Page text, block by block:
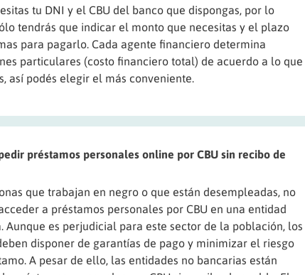
tu DNI y el CBU del banco que dispongas, por lo
tendrás que indicar el monto que necesitas y el plazo
para pagarlo. Cada agente financiero determina
particulares (costo financiero total) de acuerdo a lo que
así podés elegir el más conveniente.
préstamos personales online por CBU sin recibo de
que trabajan en negro o que están desempleadas, no
a préstamos personales por CBU en una entidad
Aunque es perjudicial para este sector de la población, los
disponer de garantías de pago y minimizar el riesgo
A pesar de ello, las entidades no bancarias están